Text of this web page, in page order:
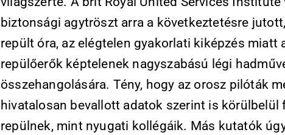
biztonsági agytröszt arra a következtetésre
repült óra, az elégtelen gyakorlati kiképzés miatt
repülőerők képtelenek nagyszabású légi
összehangolására. Tény, hogy az orosz pilóták
hivatalosan bevallott adatok szerint is körülbelül
repülnek, mint nyugati kollégáik. Más kutatók